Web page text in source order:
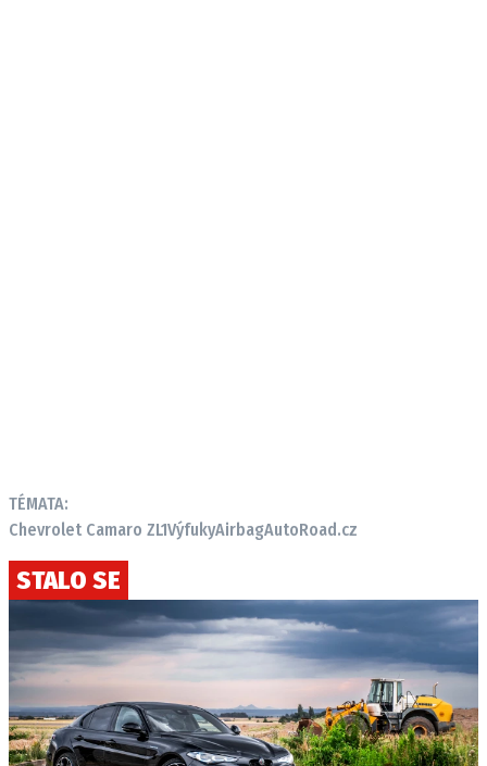
TÉMATA:
Chevrolet Camaro ZL1VýfukyAirbagAutoRoad.cz
STALO SE